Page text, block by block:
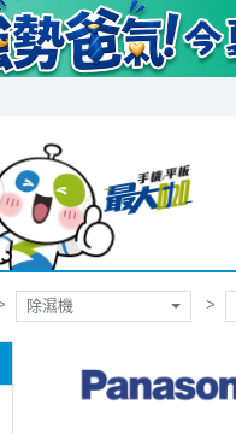
除濕機